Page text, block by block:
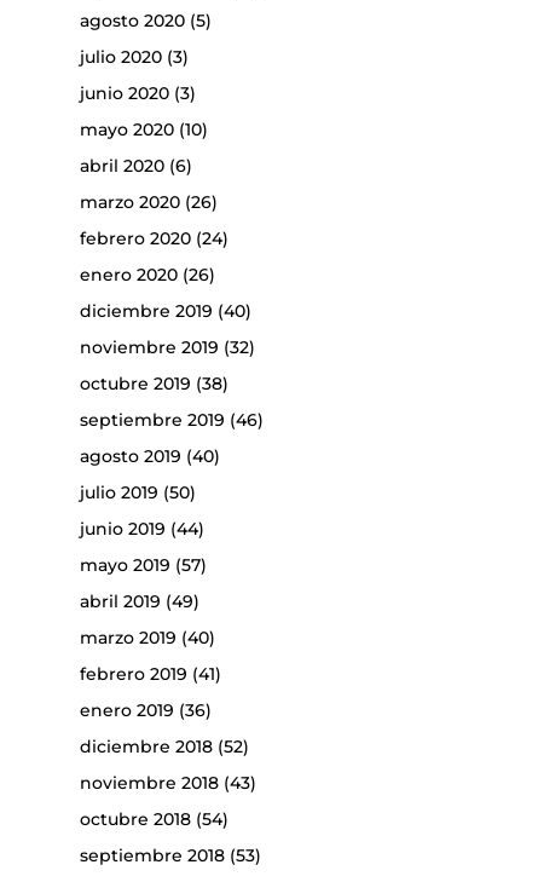
agosto 2020(5)
julio 2020(3)
junio 2020(3)
mayo 2020(10)
abril 2020(6)
marzo 2020(26)
febrero 2020(24)
enero 2020(26)
diciembre 2019 (40)
noviembre 2019 (32)
octubre 2019 (38)
septiembre 2019 (46)
agosto 2019 (40)
julio 2019 (50)
junio 2019 (44)
mayo 2019 (57)
abril 2019 (49)
marzo 2019 (40)
febrero 2019 (41)
enero 2019 (36)
diciembre 2018(52)
noviembre 2018(43)
octubre 2018(54)
septiembre 2018(53)